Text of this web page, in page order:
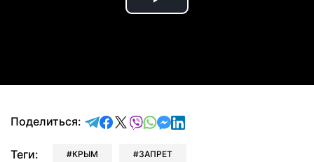
Play
Поделиться: отправить в Telegram
поделиться в Facebook
поделиться в X
отправить в Viber
отправить в Whatsapp
отправить в Messenger
отправить в LinkedIn
Теги: КРЫМ ЗАПРЕТ